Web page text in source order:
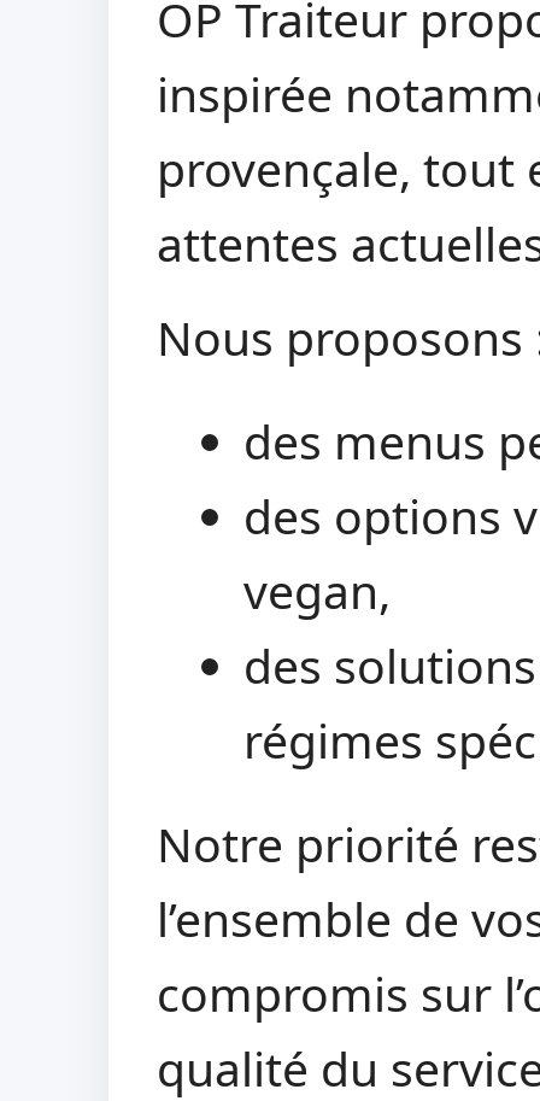
OP Traiteur
inspirée
provençale, tout
attentes
Nous proposons
des menus
des options
vegan,
des
régimes
Notre priorité
l’ensemble de
compromis sur
qualité du